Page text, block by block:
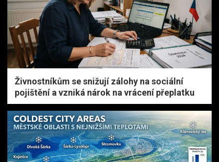
Živnostníkům se snižují zálohy na sociální
pojištění a vzniká nárok na vrácení přeplatku